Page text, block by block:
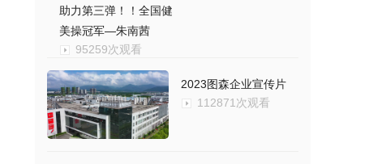
助力第三弹！！全国健
美操冠军—朱南茜
95259次观看
2023图森企业宣传片
112871次观看